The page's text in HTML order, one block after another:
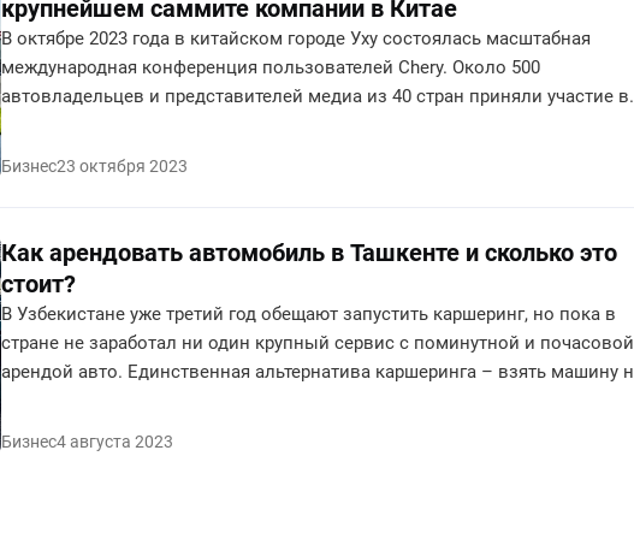
крупнейшем саммите компании в Китае
В октябре 2023 года в китайском городе Уху состоялась масштабная
международная конференция пользователей Chery. Около 500
автовладельцев и представителей медиа из 40 стран приняли участие в
2023. Экосистема объединила автовладельцев вокруг концепции бренда
Бизнес23 октября 2023
Как арендовать автомобиль в Ташкенте и сколько это
стоит?
В Узбекистане уже третий год обещают запустить каршеринг, но пока в
стране не заработал ни один крупный сервис с поминутной и почасовой
арендой авто. Единственная альтернатива каршеринга – взять машину
Бизнес4 августа 2023